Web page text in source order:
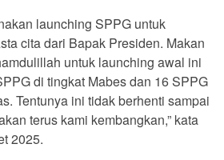
launching SPPG untuk
cita dari Bapak Presiden. Makan
untuk launching awal ini
di tingkat Mabes dan 16 SPPG
Tentunya ini tidak berhenti sampai
terus kami kembangkan,” kata
2025.